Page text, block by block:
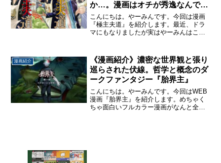
か…。漫画はオチが秀逸なんで
す。
こんにちは。やーみんです。今回は漫画
『極主夫道』を紹介します。最近、ドラ
マにもなりましたが実はやーみんはこの
僕が漫画で一番面白いと思っているとこ
ろが再現されてなかったの...
漫画紹介
《漫画紹介》濃密な世界観と張り
巡らされた伏線。哲学と概念のダ
ークファンタジー『胎界主』
こんにちは。やーみんです。今回はWEB
漫画『胎界主』を紹介します。めちゃく
ちゃ面白いフルカラー漫画がなんと全話